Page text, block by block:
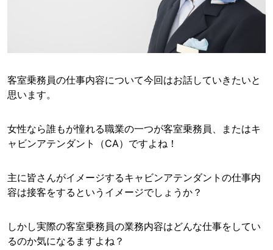
客室乗務員の仕事内容について今回はお話していきたいと
思います。
女性なら誰もが憧れる職業の一つが客室乗務員、またはキ
ャビンアテンダント（CA）ですよね！
主に皆さんがイメージするキャビンアテンダントの仕事内
容は接客をするというイメージでしょうか？
しかし実際の客室乗務員の業務内容はどんな仕事をしてい
るのか気になるますよね？